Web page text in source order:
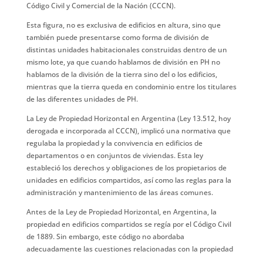
Código Civil y Comercial de la Nación (CCCN).
Esta figura, no es exclusiva de edificios en altura, sino que
también puede presentarse como forma de división de
distintas unidades habitacionales construidas dentro de un
mismo lote, ya que cuando hablamos de división en PH no
hablamos de la división de la tierra sino del o los edificios,
mientras que la tierra queda en condominio entre los titulares
de las diferentes unidades de PH.
La Ley de Propiedad Horizontal en Argentina (Ley 13.512, hoy
derogada e incorporada al CCCN), implicó una normativa que
regulaba la propiedad y la convivencia en edificios de
departamentos o en conjuntos de viviendas. Esta ley
estableció los derechos y obligaciones de los propietarios de
unidades en edificios compartidos, así como las reglas para la
administración y mantenimiento de las áreas comunes.
Antes de la Ley de Propiedad Horizontal, en Argentina, la
propiedad en edificios compartidos se regía por el Código Civil
de 1889. Sin embargo, este código no abordaba
adecuadamente las cuestiones relacionadas con la propiedad